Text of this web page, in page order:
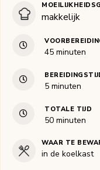
makkelijk
45minuten
minuten
5minuten
minuten
TOTALE TIJD
50minuten
minuten
WAAR TE
in de koelkast